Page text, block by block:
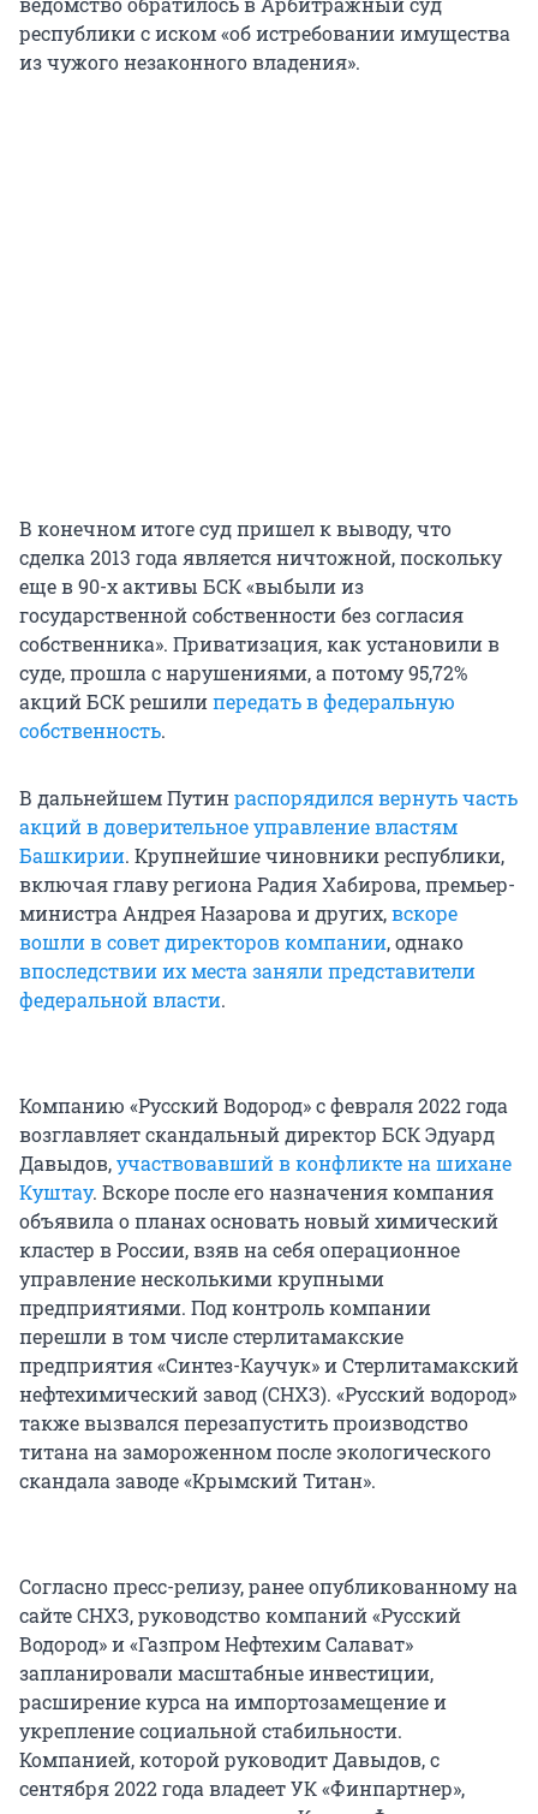
республики с иском «об истребовании имущества
из чужого незаконного владения».
В конечном итоге суд пришел к выводу, что
сделка 2013 года является ничтожной, поскольку
еще в 90-х активы БСК «выбыли из
государственной собственности без согласия
собственника». Приватизация, как установили в
суде, прошла с нарушениями, а потому 95,72%
акций БСК решилипередать в федеральную
собственность.
В дальнейшем Путинраспорядился вернуть часть
акций в доверительное управление властям
Башкирии. Крупнейшие чиновники республики,
включая главу региона Радия Хабирова, премьер-
министра Андрея Назарова и других,вскоре
вошли в совет директоров компании, однако
впоследствии их места заняли представители
федеральной власти.
Компанию «Русский Водород» с февраля 2022 года
возглавляет скандальный директор БСК Эдуард
Давыдов,участвовавший в конфликте на шихане
Куштау. Вскоре после его назначения компания
объявила о планах основать новый химический
кластер в России, взяв на себя операционное
управление несколькими крупными
предприятиями. Под контроль компании
перешли в том числе стерлитамакские
предприятия «Синтез-Каучук» и Стерлитамакский
нефтехимический завод (СНХЗ). «Русский водород»
также вызвался перезапустить производство
титана на замороженном после экологического
скандала заводе «Крымский Титан».
Согласно пресс-релизу, ранее опубликованному на
сайте СНХЗ, руководство компаний «Русский
Водород» и «Газпром Нефтехим Салават»
запланировали масштабные инвестиции,
расширение курса на импортозамещение и
укрепление социальной стабильности.
Компанией, которой руководит Давыдов, с
сентября 2022 года владеет УК «Финпартнер»,